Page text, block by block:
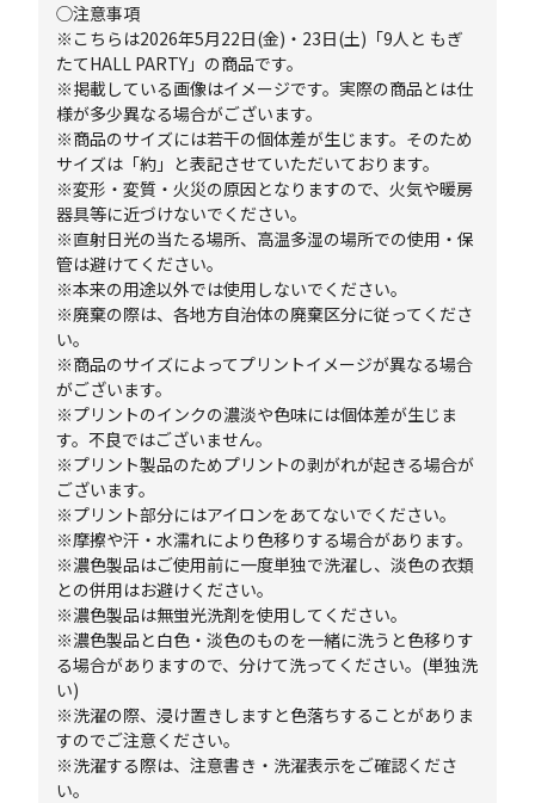
◯注意事項
※こちらは2026年5月22日(金)・23日(土)「9人と もぎ
たてHALL PARTY」の商品です。
※掲載している画像はイメージです。実際の商品とは仕
様が多少異なる場合がございます。
※商品のサイズには若干の個体差が生じます。そのため
サイズは「約」と表記させていただいております。
※変形・変質・火災の原因となりますので、火気や暖房
器具等に近づけないでください。
※直射日光の当たる場所、高温多湿の場所での使用・保
管は避けてください。
※本来の用途以外では使用しないでください。
※廃棄の際は、各地方自治体の廃棄区分に従ってくださ
い。
※商品のサイズによってプリントイメージが異なる場合
がございます。
※プリントのインクの濃淡や色味には個体差が生じま
す。不良ではございません。
※プリント製品のためプリントの剥がれが起きる場合が
ございます。
※プリント部分にはアイロンをあてないでください。
※摩擦や汗・水濡れにより色移りする場合があります。
※濃色製品はご使用前に一度単独で洗濯し、淡色の衣類
との併用はお避けください。
※濃色製品は無蛍光洗剤を使用してください。
※濃色製品と白色・淡色のものを一緒に洗うと色移りす
る場合がありますので、分けて洗ってください。(単独洗
い)
※洗濯の際、浸け置きしますと色落ちすることがありま
すのでご注意ください。
※洗濯する際は、注意書き・洗濯表示をご確認くださ
い。